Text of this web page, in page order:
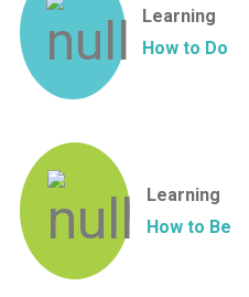
Learning
How to Do
Learning
How to Be